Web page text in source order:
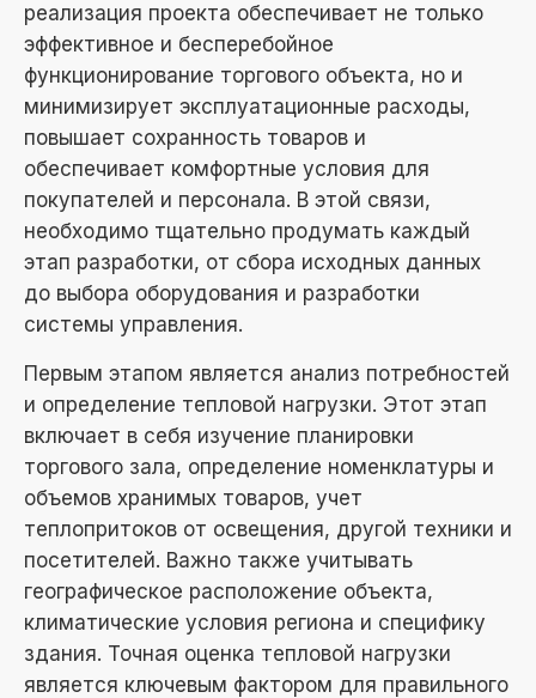
реализация проекта обеспечивает не только
эффективное и бесперебойное
функционирование торгового объекта, но и
минимизирует эксплуатационные расходы,
повышает сохранность товаров и
обеспечивает комфортные условия для
покупателей и персонала. В этой связи,
необходимо тщательно продумать каждый
этап разработки, от сбора исходных данных
до выбора оборудования и разработки
системы управления.
Первым этапом является анализ потребностей
и определение тепловой нагрузки. Этот этап
включает в себя изучение планировки
торгового зала, определение номенклатуры и
объемов хранимых товаров, учет
теплопритоков от освещения, другой техники и
посетителей. Важно также учитывать
географическое расположение объекта,
климатические условия региона и специфику
здания. Точная оценка тепловой нагрузки
является ключевым фактором для правильного